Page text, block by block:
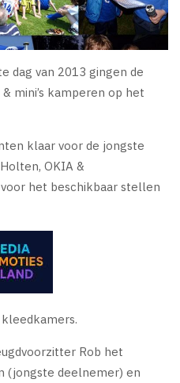
dag van 2013 gingen de
mini’s kamperen op het
klaar voor de jongste
OKIA &
het beschikbaar stellen
Rob het
(jongste deelnemer) en